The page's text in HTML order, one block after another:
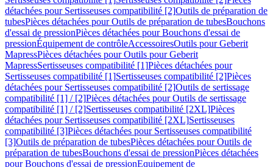
détachées pour Sertisseuses compatibilité [2]Outils de préparation de
tubesPièces détachées pour Outils de préparation de tubesBouchons
d'essai de pressionPièces détachées pour Bouchons d'essai de
pressionÉquipement de contrôleAccessoiresOutils pour Geberit
MapressPièces détachées pour Outils pour Geberit
MapressSertisseuses compatibilité [1]Pièces détachées pour
Sertisseuses compatibilité [1]Sertisseuses compatibilité [2]Pièces
détachées pour Sertisseuses compatibilité [2]Outils de sertissage
compatibilité [1] / [2]Pièces détachées pour Outils de sertissage
compatibilité [1] / [2]Sertisseuses compatibilité [2XL]Pièces
détachées pour Sertisseuses compatibilité [2XL]Sertisseuses
compatibilité [3]Pièces détachées pour Sertisseuses compatibilité
[3]Outils de préparation de tubesPièces détachées pour Outils de
préparation de tubesBouchons d'essai de pressionPièces détachées
pour Bouchons d'essai de pressionEquipement de